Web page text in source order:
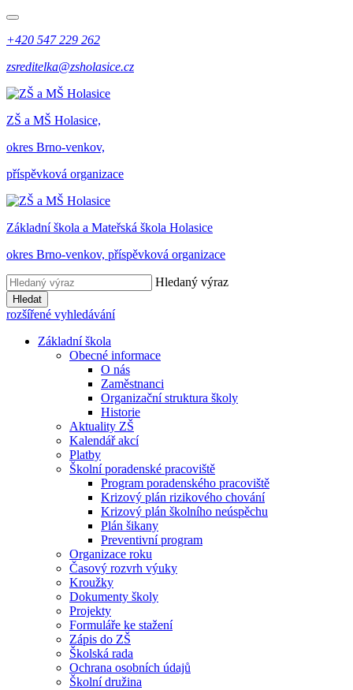
+420 547 229 262
zsreditelka@zsholasice.cz
ZŠ a MŠ Holasice,
okres Brno-venkov,
příspěvková organizace
Základní škola a Mateřská škola Holasice
okres Brno-venkov, příspěvková organizace
Hledaný výraz
Hledat
rozšířené vyhledávání
Základní škola
Obecné informace
O nás
Zaměstnanci
Organizační struktura školy
Historie
Aktuality ZŠ
Kalendář akcí
Platby
Školní poradenské pracoviště
Program poradenského pracoviště
Krizový plán rizikového chování
Krizový plán školního neúspěchu
Plán šikany
Preventivní program
Organizace roku
Časový rozvrh výuky
Kroužky
Dokumenty školy
Projekty
Formuláře ke stažení
Zápis do ZŠ
Školská rada
Ochrana osobních údajů
Školní družina